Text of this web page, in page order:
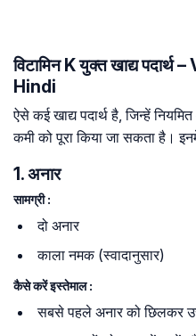
विटामिन K युक्त खाद्य
Hindi
ऐसे कई खाद्य पदार्थ है, जिन्हें
कमी को पूरा किया जा सकता है।
1. अनार
सामग्री :
दो अनार
काला नमक (स्वादानुसार)
कैसे करें इस्तेमाल :
सबसे पहले अनार को छिलकर